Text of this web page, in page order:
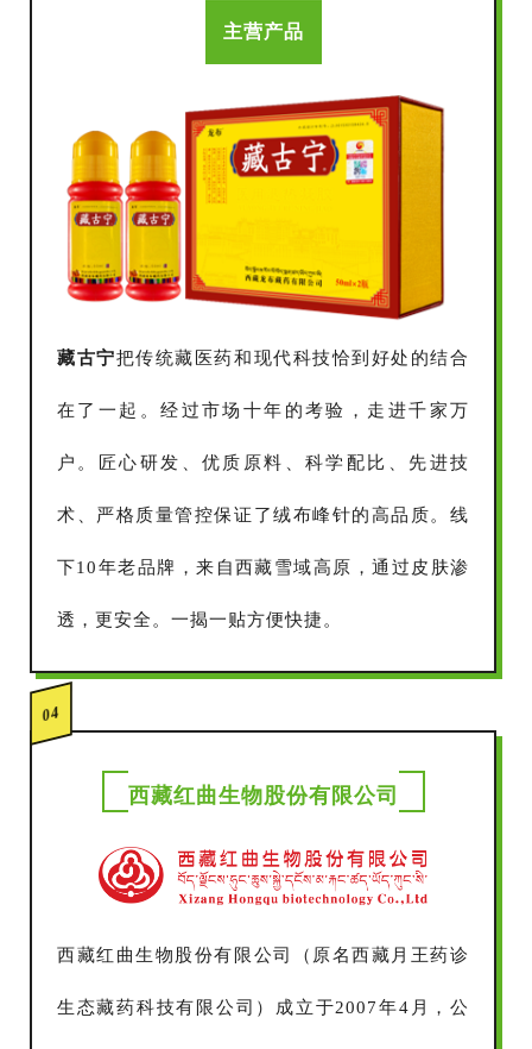
主营产品
藏古宁把传统藏医药和现代科技恰到好处的结合
在了一起。经过市场十年的考验，走进千家万
户。匠心研发、优质原料、科学配比、先进技
术、严格质量管控保证了绒布峰针的高品质。线
下10年老品牌，来自西藏雪域高原，通过皮肤渗
透，更安全。一揭一贴方便快捷。
04
西藏红曲生物股份有限公司
西藏红曲生物股份有限公司（原名西藏月王药诊
生态藏药科技有限公司）成立于2007年4月，公